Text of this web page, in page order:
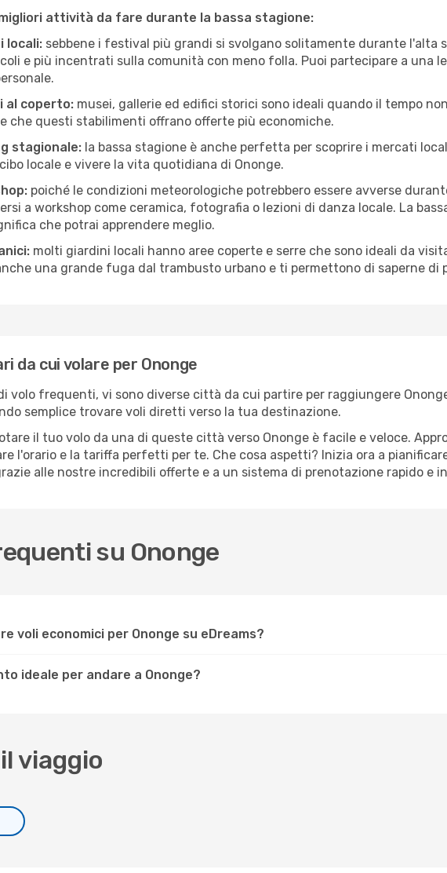
attività da fare durante la bassa stagione:
locali: sebbene i festival più grandi si svolgano solitamente durante l'alta
e più incentrati sulla comunità con meno folla. Puoi partecipare a una
al coperto: musei, gallerie ed edifici storici sono ideali quando il tempo
che questi stabilimenti offrano offerte più economiche.
stagionale: la bassa stagione è anche perfetta per scoprire i mercati
locale e vivere la vita quotidiana di Ononge.
poiché le condizioni meteorologiche potrebbero essere avverse
a workshop come ceramica, fotografia o lezioni di danza locale. La
che potrai apprendere meglio.
molti giardini locali hanno aree coperte e serre che sono ideali da
una grande fuga dal trambusto urbano e ti permettono di saperne di
da cui volare per Ononge
volo frequenti, vi sono diverse città da cui partire per raggiungere
semplice trovare voli diretti verso la tua destinazione.
il tuo volo da una di queste città verso Ononge è facile e veloce.
l'orario e la tariffa perfetti per te. Che cosa aspetti? Inizia ora a
alle nostre incredibili offerte e a un sistema di prenotazione rapido e
su Ononge
voli economici per Ononge su eDreams?
ideale per andare a Ononge?
viaggio